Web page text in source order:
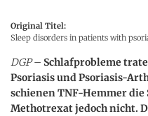
Original Titel:
Sleep disorders in patients with
DGP– Schlafprobleme
Psoriasis und Psoriasis-
schienen TNF-Hemmer
Methotrexat jedoch nicht.